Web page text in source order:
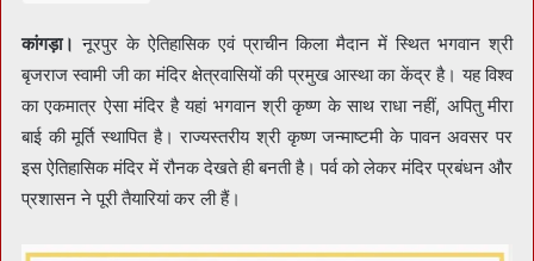
कांगड़ा। नूरपुर के ऐतिहासिक एवं प्राचीन किला मैदान में स्थित भगवान श्री
बृजराज स्वामी जी का मंदिर क्षेत्रवासियों की प्रमुख आस्था का केंद्र है। यह विश्व
का एकमात्र ऐसा मंदिर है यहां भगवान श्री कृष्ण के साथ राधा नहीं, अपितु मीरा
बाई की मूर्ति स्थापित है। राज्यस्तरीय श्री कृष्ण जन्माष्टमी के पावन अवसर पर
इस ऐतिहासिक मंदिर में रौनक देखते ही बनती है। पर्व को लेकर मंदिर प्रबंधन और
प्रशासन ने पूरी तैयारियां कर ली हैं।